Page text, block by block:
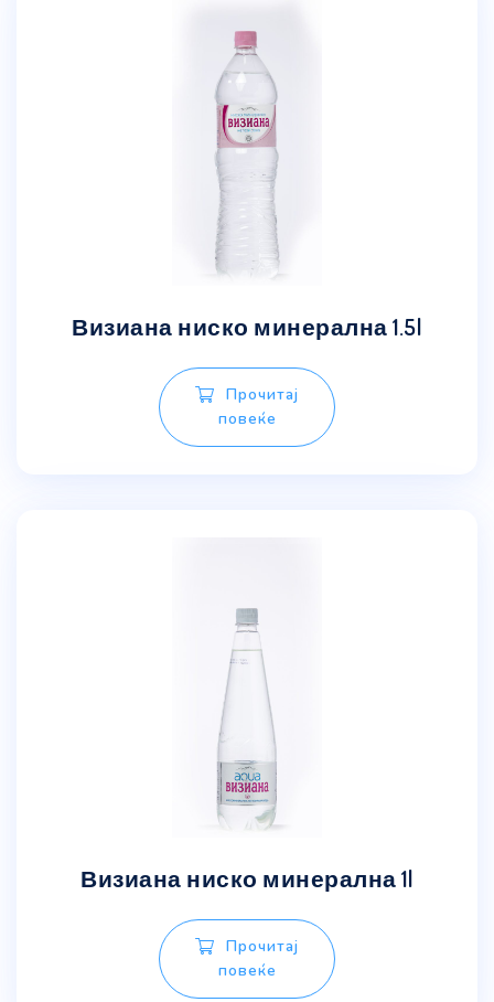
Визиана ниско минерална 1.5l
Прочитај
повеќе
Визиана ниско минерална 1l
Прочитај
повеќе